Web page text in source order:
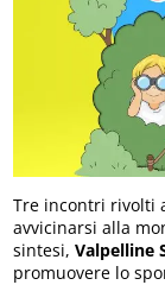
Tre incontri rivolti
avvicinarsi alla
sintesi,Valpelline
promuovere lo